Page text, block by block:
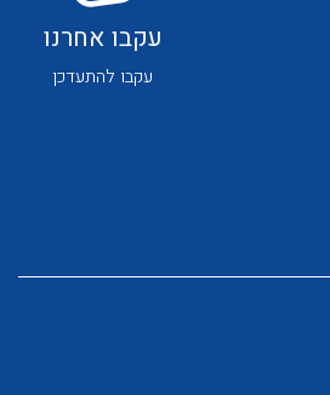
לכל מוצרי היצרן
עקבו אחרנו
עקבו להתעדכן